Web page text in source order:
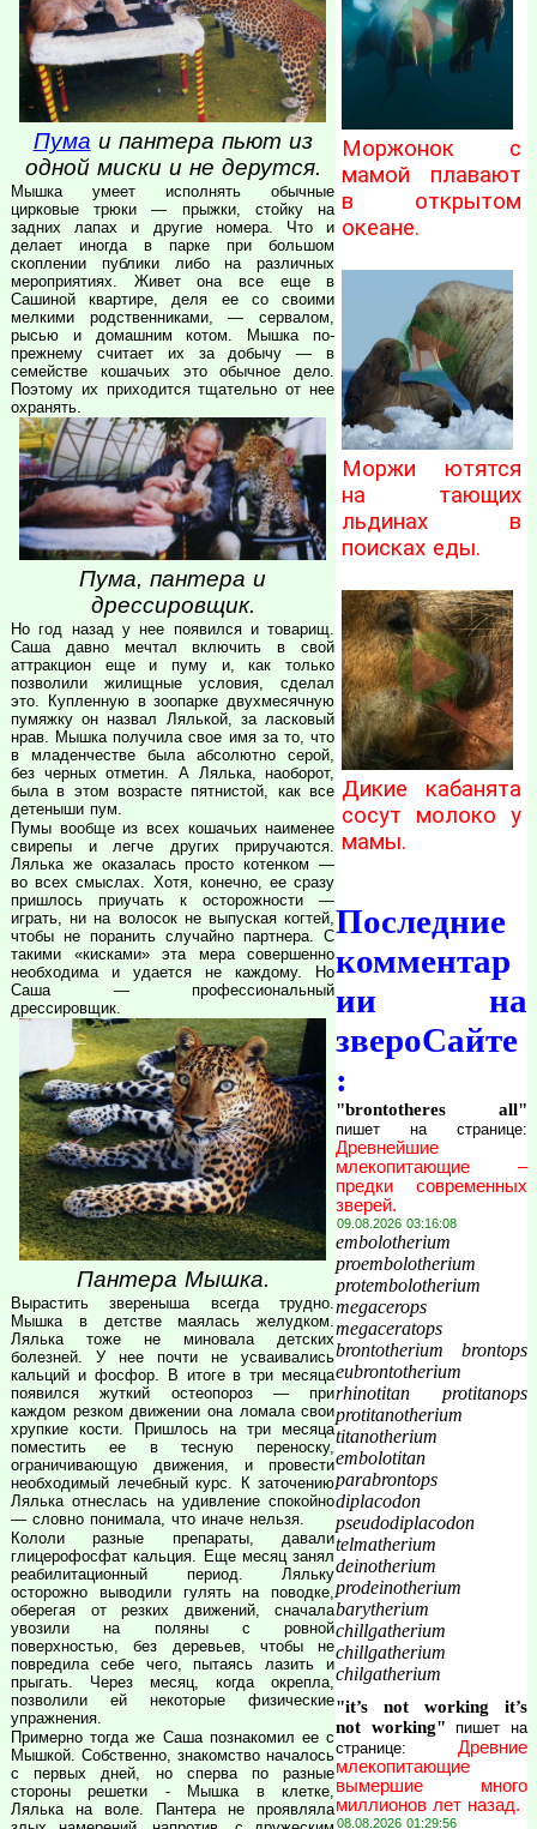
Пума и пантера пьют из
одной миски и не дерутся.
Мышка умеет исполнять обычные
цирковые трюки — прыжки, стойку на
задних лапах и другие номера. Что и
делает иногда в парке при большом
скоплении публики либо на различных
мероприятиях. Живет она все еще в
Сашиной квартире, деля ее со своими
мелкими родственниками, — сервалом,
рысью и домашним котом. Мышка по-
прежнему считает их за добычу — в
семействе кошачьих это обычное дело.
Поэтому их приходится тщательно от нее
охранять.
Пума, пантера и
дрессировщик.
Но год назад у нее появился и товарищ.
Саша давно мечтал включить в свой
аттракцион еще и пуму и, как только
позволили жилищные условия, сделал
это. Купленную в зоопарке двухмесячную
пумяжку он назвал Лялькой, за ласковый
нрав. Мышка получила свое имя за то, что
в младенчестве была абсолютно серой,
без черных отметин. А Лялька, наоборот,
была в этом возрасте пятнистой, как все
детеныши пум.
Пумы вообще из всех кошачьих наименее
свирепы и легче других приручаются.
Лялька же оказалась просто котенком —
во всех смыслах. Хотя, конечно, ее сразу
пришлось приучать к осторожности —
играть, ни на волосок не выпуская когтей,
чтобы не поранить случайно партнера. С
такими «кисками» эта мера совершенно
необходима и удается не каждому. Но
Саша — профессиональный
дрессировщик.
Пантера Мышка.
Вырастить звереныша всегда трудно.
Мышка в детстве маялась желудком.
Лялька тоже не миновала детских
болезней. У нее почти не усваивались
кальций и фосфор. В итоге в три месяца
появился жуткий остеопороз — при
каждом резком движении она ломала свои
хрупкие кости. Пришлось на три месяца
поместить ее в тесную переноску,
ограничивающую движения, и провести
необходимый лечебный курс. К заточению
Лялька отнеслась на удивление спокойно
— словно понимала, что иначе нельзя.
Кололи разные препараты, давали
глицерофосфат кальция. Еще месяц занял
реабилитационный период. Ляльку
осторожно выводили гулять на поводке,
оберегая от резких движений, сначала
увозили на поляны с ровной
поверхностью, без деревьев, чтобы не
повредила себе чего, пытаясь лазить и
прыгать. Через месяц, когда окрепла,
позволили ей некоторые физические
упражнения.
Примерно тогда же Саша познакомил ее с
Мышкой. Собственно, знакомство началось
с первых дней, но сперва по разные
стороны решетки - Мышка в клетке,
Лялька на воле. Пантера не проявляла
Моржонок с
мамой плавают
в открытом
океане.
Моржи ютятся
на тающих
льдинах в
поисках еды.
Дикие кабанята
сосут молоко у
мамы.
Последние
комментар
ии на
звероСайте
:
"brontotheres all"
пишет на странице:
Древнейшие
млекопитающие –
предки современных
зверей.
09.08.2026 03:16:08
embolotherium
proembolotherium
protembolotherium
megacerops
megaceratops
brontotherium brontops
eubrontotherium
rhinotitan protitanops
protitanotherium
titanotherium
embolotitan
parabrontops
diplacodon
pseudodiplacodon
telmatherium
deinotherium
prodeinotherium
barytherium
chillgatherium
chillgatherium
chilgatherium
"it’s not working it’s
not working" пишет на
странице: Древние
млекопитающие
вымершие много
миллионов лет назад.
08.08.2026 01:29:56